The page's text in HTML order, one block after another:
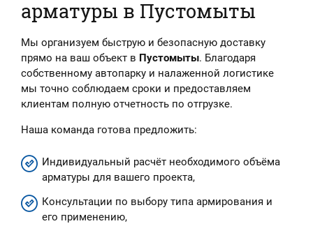
арматуры в Пустомыты
Мы организуем быструю и безопасную доставку
прямо на ваш объект в Пустомыты. Благодаря
собственному автопарку и налаженной логистике
мы точно соблюдаем сроки и предоставляем
клиентам полную отчетность по отгрузке.
Наша команда готова предложить:
Индивидуальный расчёт необходимого объёма
арматуры для вашего проекта,
Консультации по выбору типа армирования и
его применению,